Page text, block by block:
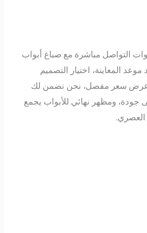
التواصل مباشرة مع صباغ أبواب
المعاينة، اختيار التصميم
عرض سعر مفصل، نحن نضمن لك
جودة، ومظهر نهائي للأبواب يجمع
العصري.